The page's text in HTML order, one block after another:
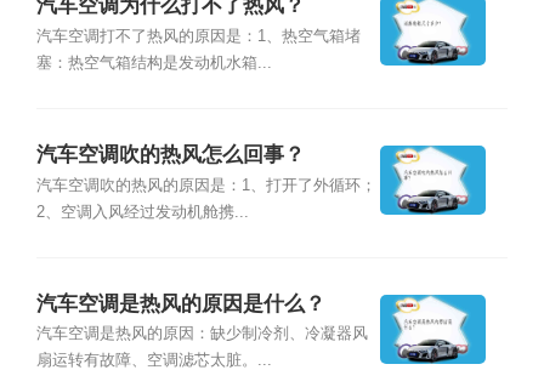
汽车空调为什么打不了热风？
汽车空调打不了热风的原因是：1、热空气箱堵
塞：热空气箱结构是发动机水箱...
汽车空调吹的热风怎么回事？
汽车空调吹的热风的原因是：1、打开了外循环；
2、空调入风经过发动机舱携...
汽车空调是热风的原因是什么？
汽车空调是热风的原因：缺少制冷剂、冷凝器风
扇运转有故障、空调滤芯太脏。...